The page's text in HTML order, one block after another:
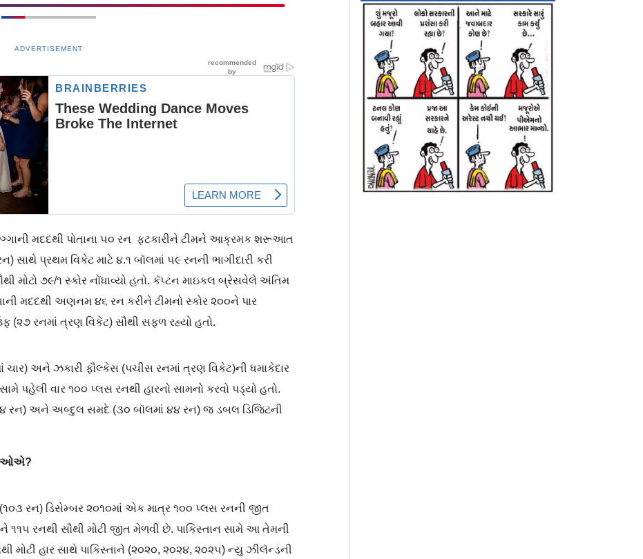
ADVERTISEMENT
મદદથી પોતાના ૫૦ રન ફટકારીને ટીમને આક્રમક શરૂઆત
સાથે પ્રથમ વિકેટ માટે ૪.૧ બૉલમાં ૫૯ રનની ભાગીદારી કરી
મોટો ૭૯/૧ સ્કોર નોંધાવ્યો હતો. કૅપ્ટન માઇકલ બ્રેસવેલે અંતિમ
મદદથી અણનમ ૪૬ રન કરીને ટીમનો સ્કોર ૨૦૦ને પાર
(૨૭ રનમાં ત્રણ વિકેટ) સૌથી સફળ રહ્યો હતો.
ચાર) અને ઝકારી ફૌલ્કેસ (પચીસ રનમાં ત્રણ વિકેટ)ની ધમાકેદાર
પહેલી વાર ૧૦૦ પ્લસ રનથી હારનો સામનો કરવો પડ્યો હતો.
૨૪ રન) અને અબ્દુલ સમદે (૩૦ બૉલમાં ૪૪ રન) જ ડબલ ડિજિટની
?
(૧૦૩ રન) ડિસેમ્બર ૨૦૧૦માં એક માત્ર ૧૦૦ પ્લસ રનની જીત
૧૧૫ રનથી સૌથી મોટી જીત મેળવી છે. પાકિસ્તાન સામે આ તેમની
મોટી હાર સાથે પાકિસ્તાને (૨૦૨૦, ૨૦૨૪, ૨૦૨૫) ન્યુ ઝીલૅન્ડની